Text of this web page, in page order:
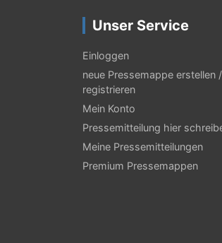
Unser Service
Einloggen
neue Pressemappe erstellen /
registrieren
Mein Konto
Pressemitteilung hier
Meine Pressemitteilungen
Premium Pressemappen